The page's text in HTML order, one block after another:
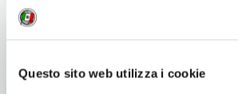
Questo sito web utilizza i cookie
via Santa Maria delle Grazie 7 - 83040